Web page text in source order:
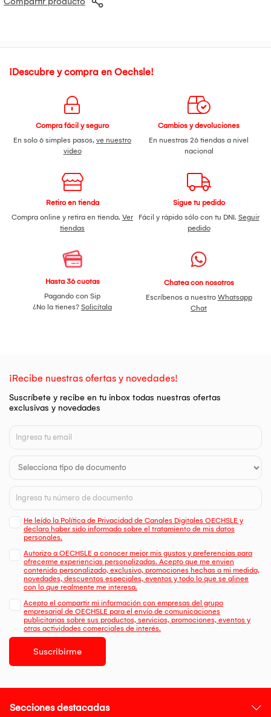
¡Descubre y compra en Oechsle!
Compra fácil y seguro
En solo 6 simples pasos, ve nuestro
video
Cambios y devoluciones
En nuestras 26 tiendas a nivel
nacional
Retiro en tienda
Compra online y retira en tienda. Ver
tiendas
Sigue tu pedido
Fácil y rápido sólo con tu DNI. Seguir
pedido
Hasta 36 cuotas
Pagando con Sip
¿No la tienes? Solicítala
Chatea con nosotros
Escríbenos a nuestro Whatsapp
Chat
¡Recibe nuestras ofertas y novedades!
Suscríbete y recibe en tu inbox todas nuestras ofertas
exclusivas y novedades
He leído la Política de Privacidad de Canales Digitales OECHSLE y
declaro haber sido informado sobre el tratamiento de mis datos
personales.
Autorizo a OECHSLE a conocer mejor mis gustos y preferencias para
ofrecerme experiencias personalizadas. Acepto que me envien
contenido personalizado, exclusivo, promociones hechas a mi medida,
novedades, descuentos especiales, eventos y todo lo que se alinee
con lo que realmente me interesa.
Acepto el compartir mi información con empresas del grupo
empresarial de OECHSLE para el envío de comunicaciones
publicitarias sobre sus productos, servicios, promociones, eventos y
otras actividades comerciales de interés.
Suscribirme
Secciones destacadas